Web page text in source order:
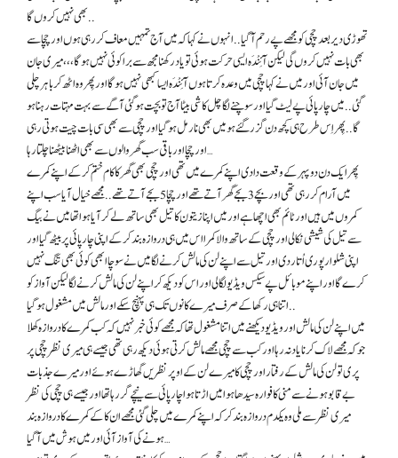
بھی نہیں کروں گا..
تھوڑی دیر بعد چچی کو مجھے پے رحم آ گیا . . انہوں نے کہا کہ میں آج تمہیں معاف کر رہی ہوں اور چچا سے
بھی بات نہیں کروں گی لیکن آئِنْدَہ ایسی حرکت ہوئی تو یاد رکھنا مجھ سے برا کوئی نہیں ہو گا ، ، ، میری جان
میں جان آئی اور میں نے کہا چچی میں وعدہ کرتا ہوں آئِنْدَہ ایسا کبھی نہیں ہو گا اور پِھر وہ اٹھ کر باہر چلی
گئی.. میں چار پائی پے لیٹ گیا اور سوچنے لگا چل کا شی بیٹا آج تو بچت ہو گئی آگے سے بہت مہتات رہنا ہو
گا.. پِھر اِس طرح ہی کچھ دن گزر گئے ہو میں بھی نارمل ہو گیا اور چچی سے بھی سی بات چیت ہوتی رہی
اور چچا اور باقی سب گھر والوں سے بھی اٹھنا بیٹھنا چلتا رہا…
پِھر ایک دن دوپہر کے وقعت دادی اپنے کمرے میں تھی اور چچی بھی گھر کا کام ختم کر کے اپنے کمرے
میں آرام کر رہی تھی اور بچے 3 بجے گھر آتے تھے اور چچا 5 بجے آتے تھے . . مجھے خیال آیا سب اپنے
کمروں میں ہیں اور ٹائم بھی اچھا ہے اور میں اپنا زیتون کا تیل بھی ساتھ لے کر آیا ہوا تھا میں نے بیگ
سے تیل کی شیشی نکالی اور چچی کے ساتھ والا کمرا اس میں ہی دروازہ بند کر کے اپنی چار پائی پر بیٹھ گیا اور
اپنی شلوار پوری اُتار دی اور تیل سے اپنے لن کی مالش کرنے لگا میں نے سوچا ابھی کوئی بھی تنگ نہیں
کرے گا اور اپنے موبائل پے سیکس ویڈیو لگا لی اور اس کو دیکھ کر اپنے لن کی مالش کرنے لگا لیکن آواز کو
اتنا ہی رکھا کے صرف میرے کانوں تک ہی پہنچ سکے اور مالش میں مشغول ہو گیا..
میں اپنے لن کی مالش اور ویڈیو دیکھنے میں اتنا مشغول تھا کہ مجھے کوئی خبر نہیں کہ کب کمرے کا دروازہ کھلا
جو کہ مجھے لاک کرنا یاد نہ رہا اور کب سے چچی مجھے مالش کرتی ہوئی دیکھ رہی تھی جیسے ہی میری نظر چچی پر
پری تو لن کی مالش کے رفتار اور چچی کا میرے لن کے اوپر نظریں گھا ڑ ے ہوئے اور میرے جذبات
بے قابو ہونے سے منی کا فوارہ سیدھا ہوا میں اڑتا ہوا چار پائی سے نیچے گر رہا تھا اور جیسے ہی چچی کی نظر
میری نظر سے ملی وہ یکدم دروازہ بند کر کہ اپنے کمرے میں چلی گئی مجھے ان کا کے کمرے کا دروازہ بند
ہونے کی آواز آئی اور میں ہوش میں آ گیا …